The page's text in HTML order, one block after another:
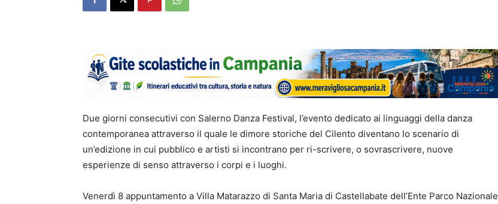
Due giorni consecutivi con Salerno Danza Festival, l’evento dedicato ai linguaggi della danza
contemporanea attraverso il quale le dimore storiche del Cilento diventano lo scenario di
un’edizione in cui pubblico e artisti si incontrano per ri-scrivere, o sovrascrivere, nuove
esperienze di senso attraverso i corpi e i luoghi.
Venerdì 8 appuntamento a Villa Matarazzo di Santa Maria di Castellabate dell’Ente Parco Nazionale